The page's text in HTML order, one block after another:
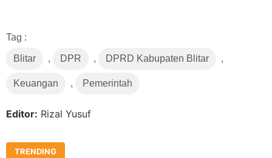
Tag :
Blitar , DPR , DPRD Kabupaten Blitar ,
Keuangan , Pemerintah
Editor: Rizal Yusuf
TRENDING